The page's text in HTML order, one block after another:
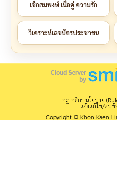
เช็กสมพงษ์ เนื้อคู่ ความรัก
วิเคราะห์เลขบัตรประชาชน
กฎ กติกา นโยบาย
แจ้งแก้ไข/ลบข้
Copyright © Khon Kaen